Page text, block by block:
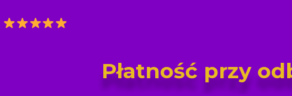
Płatność przy